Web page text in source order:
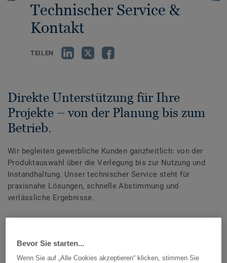
Technischer Service &
Kontakt
TEILEN
Direkte Unterstützung für Ihre
Projekte – von der Planung bis zum
Betrieb.
Wir begleiten gewerbliche Kunden ganzheitlich: von der
Produktauswahl über die Verlegung bis zur Nutzung und
Instandhaltung. Unser technischer Service steht für
praxisnahe Lösungen, schnelle Abstimmung und
verlässliche Ergebnisse.
Bevor Sie starten...
Wenn Sie auf „Alle Cookies akzeptieren“ klicken, stimmen Sie